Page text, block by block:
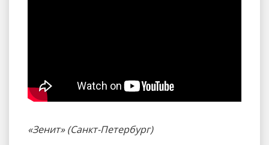
«Зенит» (Санкт-Петербург)